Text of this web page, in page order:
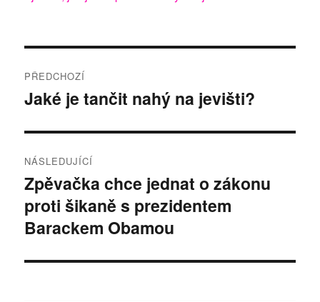
pro
PŘEDCHOZÍ
Předchozí
Jaké je tančit nahý na jevišti?
NÁSLEDUJÍCÍ
Následující
příspěvek:
Zpěvačka chce jednat o zákonu
proti šikaně s prezidentem
Barackem Obamou